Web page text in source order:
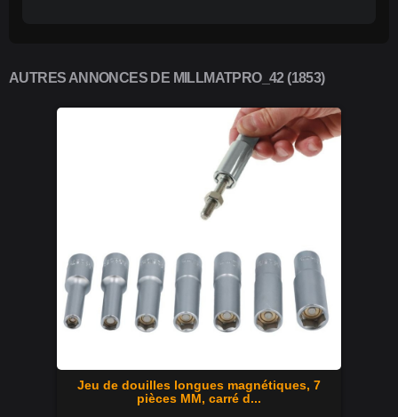
AUTRES ANNONCES DE MILLMATPRO_42 (1853)
Jeu de douilles longues magnétiques, 7
pièces MM, carré d...